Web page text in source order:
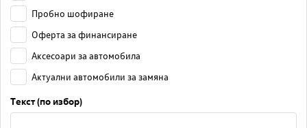
Пробно шофиране
Оферта за финансиране
Аксесоари за автомобила
Актуални автомобили за замяна
Текст (по избор)